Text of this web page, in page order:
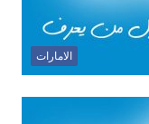
الامارات